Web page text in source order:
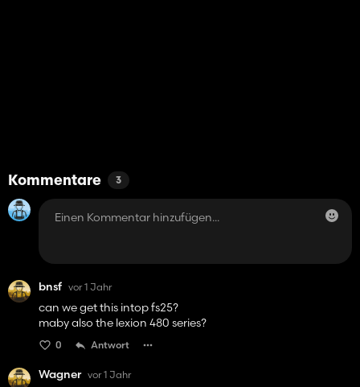
Kommentare 3
bnsf vor 1 Jahr
can we get this intop fs25?
maby also the lexion 480 series?
0 Antwort
Wagner vor 1 Jahr